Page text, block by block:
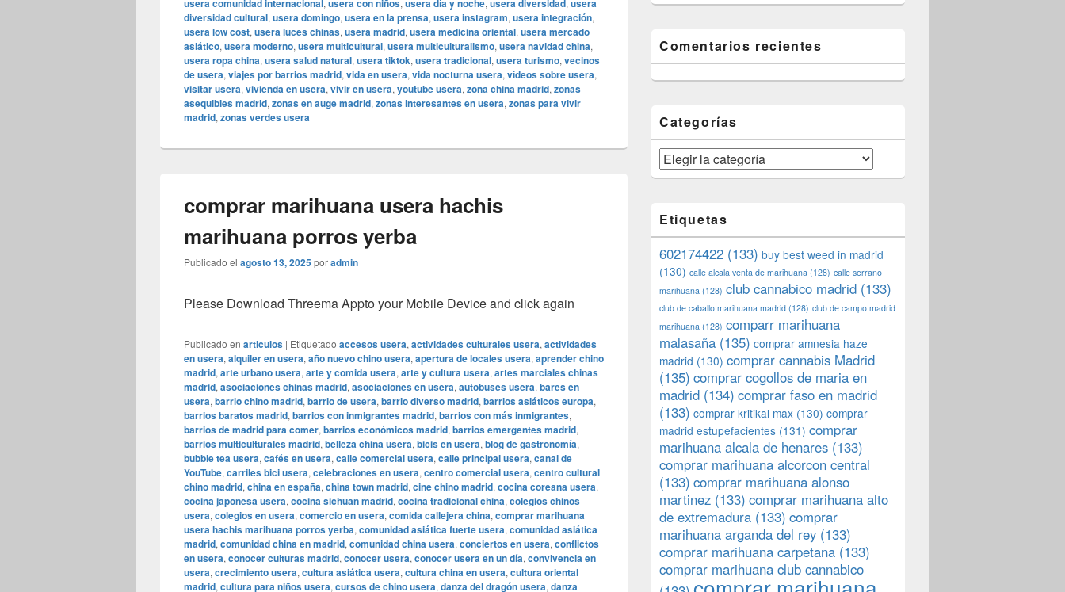
usera comunidad internacional, usera con niños, usera día y noche, usera diversidad, usera
diversidad cultural, usera domingo, usera en la prensa, usera instagram, usera integración,
usera low cost, usera luces chinas, usera madrid, usera medicina oriental, usera mercado
asiático, usera moderno, usera multicultural, usera multiculturalismo, usera navidad china,
usera ropa china, usera salud natural, usera tiktok, usera tradicional, usera turismo, vecinos
de usera, viajes por barrios madrid, vida en usera, vida nocturna usera, vídeos sobre usera,
visitar usera, vivienda en usera, vivir en usera, youtube usera, zona china madrid, zonas
asequibles madrid, zonas en auge madrid, zonas interesantes en usera, zonas para vivir
madrid, zonas verdes usera
comprar marihuana usera hachis
marihuana porros yerba
Publicado el agosto 13, 2025poradmin
Please Download Threema Appto your Mobile Device and click again
Publicado en articulos | Etiquetado accesos usera, actividades culturales usera, actividades
en usera, alquiler en usera, año nuevo chino usera, apertura de locales usera, aprender chino
madrid, arte urbano usera, arte y comida usera, arte y cultura usera, artes marciales chinas
madrid, asociaciones chinas madrid, asociaciones en usera, autobuses usera, bares en
usera, barrio chino madrid, barrio de usera, barrio diverso madrid, barrios asiáticos europa,
barrios baratos madrid, barrios con inmigrantes madrid, barrios con más inmigrantes,
barrios de madrid para comer, barrios económicos madrid, barrios emergentes madrid,
barrios multiculturales madrid, belleza china usera, bicis en usera, blog de gastronomía,
bubble tea usera, cafés en usera, calle comercial usera, calle principal usera, canal de
YouTube, carriles bici usera, celebraciones en usera, centro comercial usera, centro cultural
chino madrid, china en españa, china town madrid, cine chino madrid, cocina coreana usera,
cocina japonesa usera, cocina sichuan madrid, cocina tradicional china, colegios chinos
usera, colegios en usera, comercio en usera, comida callejera china, comprar marihuana
usera hachis marihuana porros yerba, comunidad asiática fuerte usera, comunidad asiática
madrid, comunidad china en madrid, comunidad china usera, conciertos en usera, conflictos
en usera, conocer culturas madrid, conocer usera, conocer usera en un día, convivencia en
usera, crecimiento usera, cultura asiática usera, cultura china en usera, cultura oriental
madrid, cultura para niños usera, cursos de chino usera, danza del dragón usera, danza
Comentarios recientes
Categorías
Categorías
Etiquetas
602174422 (133) buy best weed in madrid
(130) calle alcala venta de marihuana (128) calle serrano
marihuana (128) club cannabico madrid (133)
club de caballo marihuana madrid (128) club de campo madrid
marihuana (128) comparr marihuana
malasaña (135) comprar amnesia haze
madrid (130) comprar cannabis Madrid
(135) comprar cogollos de maria en
madrid (134) comprar faso en madrid
(133) comprar kritikal max (130) comprar
madrid estupefacientes (131) comprar
marihuana alcala de henares (133)
comprar marihuana alcorcon central
(133) comprar marihuana alonso
martinez (133) comprar marihuana alto
de extremadura (133) comprar
marihuana arganda del rey (133)
comprar marihuana carpetana (133)
comprar marihuana club cannabico